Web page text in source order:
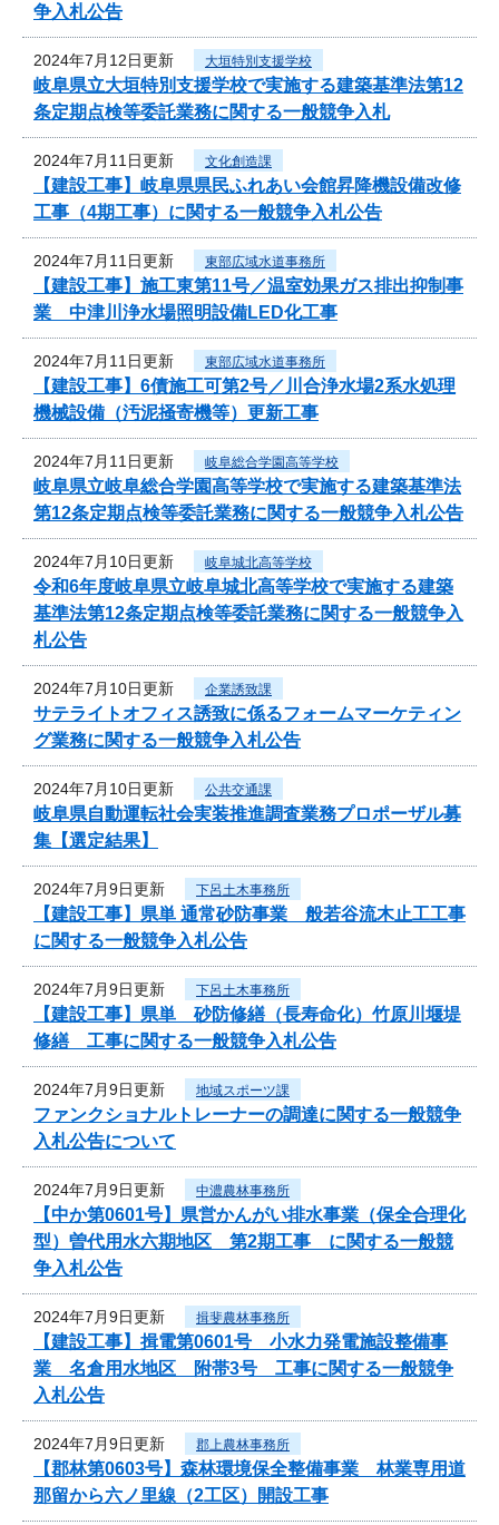
争入札公告
2024年7月12日更新 大垣特別支援学校
岐阜県立大垣特別支援学校で実施する建築基準法第12
条定期点検等委託業務に関する一般競争入札
2024年7月11日更新 文化創造課
【建設工事】岐阜県県民ふれあい会館昇降機設備改修
工事（4期工事）に関する一般競争入札公告
2024年7月11日更新 東部広域水道事務所
【建設工事】施工東第11号／温室効果ガス排出抑制事
業 中津川浄水場照明設備LED化工事
2024年7月11日更新 東部広域水道事務所
【建設工事】6債施工可第2号／川合浄水場2系水処理
機械設備（汚泥掻寄機等）更新工事
2024年7月11日更新 岐阜総合学園高等学校
岐阜県立岐阜総合学園高等学校で実施する建築基準法
第12条定期点検等委託業務に関する一般競争入札公告
2024年7月10日更新 岐阜城北高等学校
令和6年度岐阜県立岐阜城北高等学校で実施する建築
基準法第12条定期点検等委託業務に関する一般競争入
札公告
2024年7月10日更新 企業誘致課
サテライトオフィス誘致に係るフォームマーケティン
グ業務に関する一般競争入札公告
2024年7月10日更新 公共交通課
岐阜県自動運転社会実装推進調査業務プロポーザル募
集【選定結果】
2024年7月9日更新 下呂土木事務所
【建設工事】県単 通常砂防事業 般若谷流木止工工事
に関する一般競争入札公告
2024年7月9日更新 下呂土木事務所
【建設工事】県単 砂防修繕（長寿命化）竹原川堰堤
修繕 工事に関する一般競争入札公告
2024年7月9日更新 地域スポーツ課
ファンクショナルトレーナーの調達に関する一般競争
入札公告について
2024年7月9日更新 中濃農林事務所
【中か第0601号】県営かんがい排水事業（保全合理化
型）曽代用水六期地区 第2期工事 に関する一般競
争入札公告
2024年7月9日更新 揖斐農林事務所
【建設工事】揖電第0601号 小水力発電施設整備事
業 名倉用水地区 附帯3号 工事に関する一般競争
入札公告
2024年7月9日更新 郡上農林事務所
【郡林第0603号】森林環境保全整備事業 林業専用道
那留から六ノ里線（2工区）開設工事